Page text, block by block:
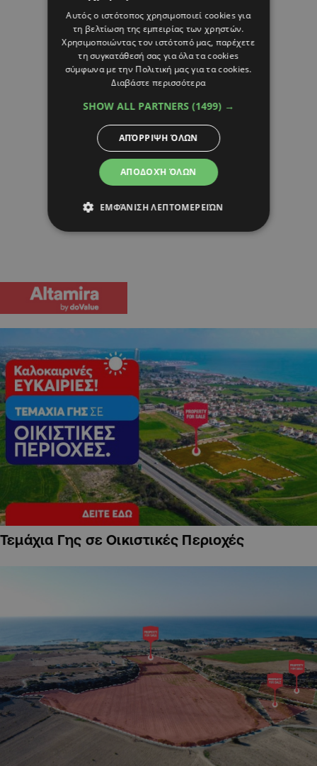
Τεμάχια Γης σε Οικιστικές Περιοχές
Αυτός ο ιστότοπος χρησιμοποιεί cookies για
τη βελτίωση της εμπειρίας των χρηστών.
Χρησιμοποιώντας τον ιστότοπό μας, παρέχετε
τη συγκατάθεσή σας για όλα τα cookies
σύμφωνα με την Πολιτική μας για τα cookies.
Διαβάστε περισσότερα
SHOW ALL PARTNERS (1499) →
ΑΠΟΔΟΧΉ ΌΛΩΝ
ΑΠΌΡΡΙΨΗ ΌΛΩΝ
ΕΜΦΆΝΙΣΗ ΛΕΠΤΟΜΕΡΕΙΏΝ